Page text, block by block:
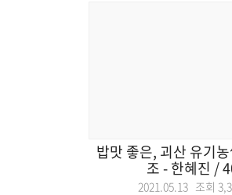
밥맛 좋은, 괴산 유기
조 - 한혜진 /
2021.05.13 조회